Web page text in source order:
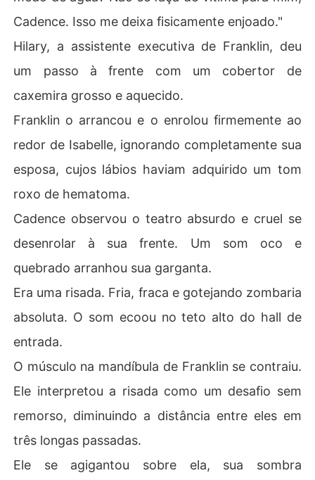
Cadence. Isso me deixa fisicamente enjoado."
Hilary, a assistente executiva de Franklin, deu
um passo à frente com um cobertor de
caxemira grosso e aquecido.
Franklin o arrancou e o enrolou firmemente ao
redor de Isabelle, ignorando completamente sua
esposa, cujos lábios haviam adquirido um tom
roxo de hematoma.
Cadence observou o teatro absurdo e cruel se
desenrolar à sua frente. Um som oco e
quebrado arranhou sua garganta.
Era uma risada. Fria, fraca e gotejando zombaria
absoluta. O som ecoou no teto alto do hall de
entrada.
O músculo na mandíbula de Franklin se contraiu.
Ele interpretou a risada como um desafio sem
remorso, diminuindo a distância entre eles em
três longas passadas.
Ele se agigantou sobre ela, sua sombra